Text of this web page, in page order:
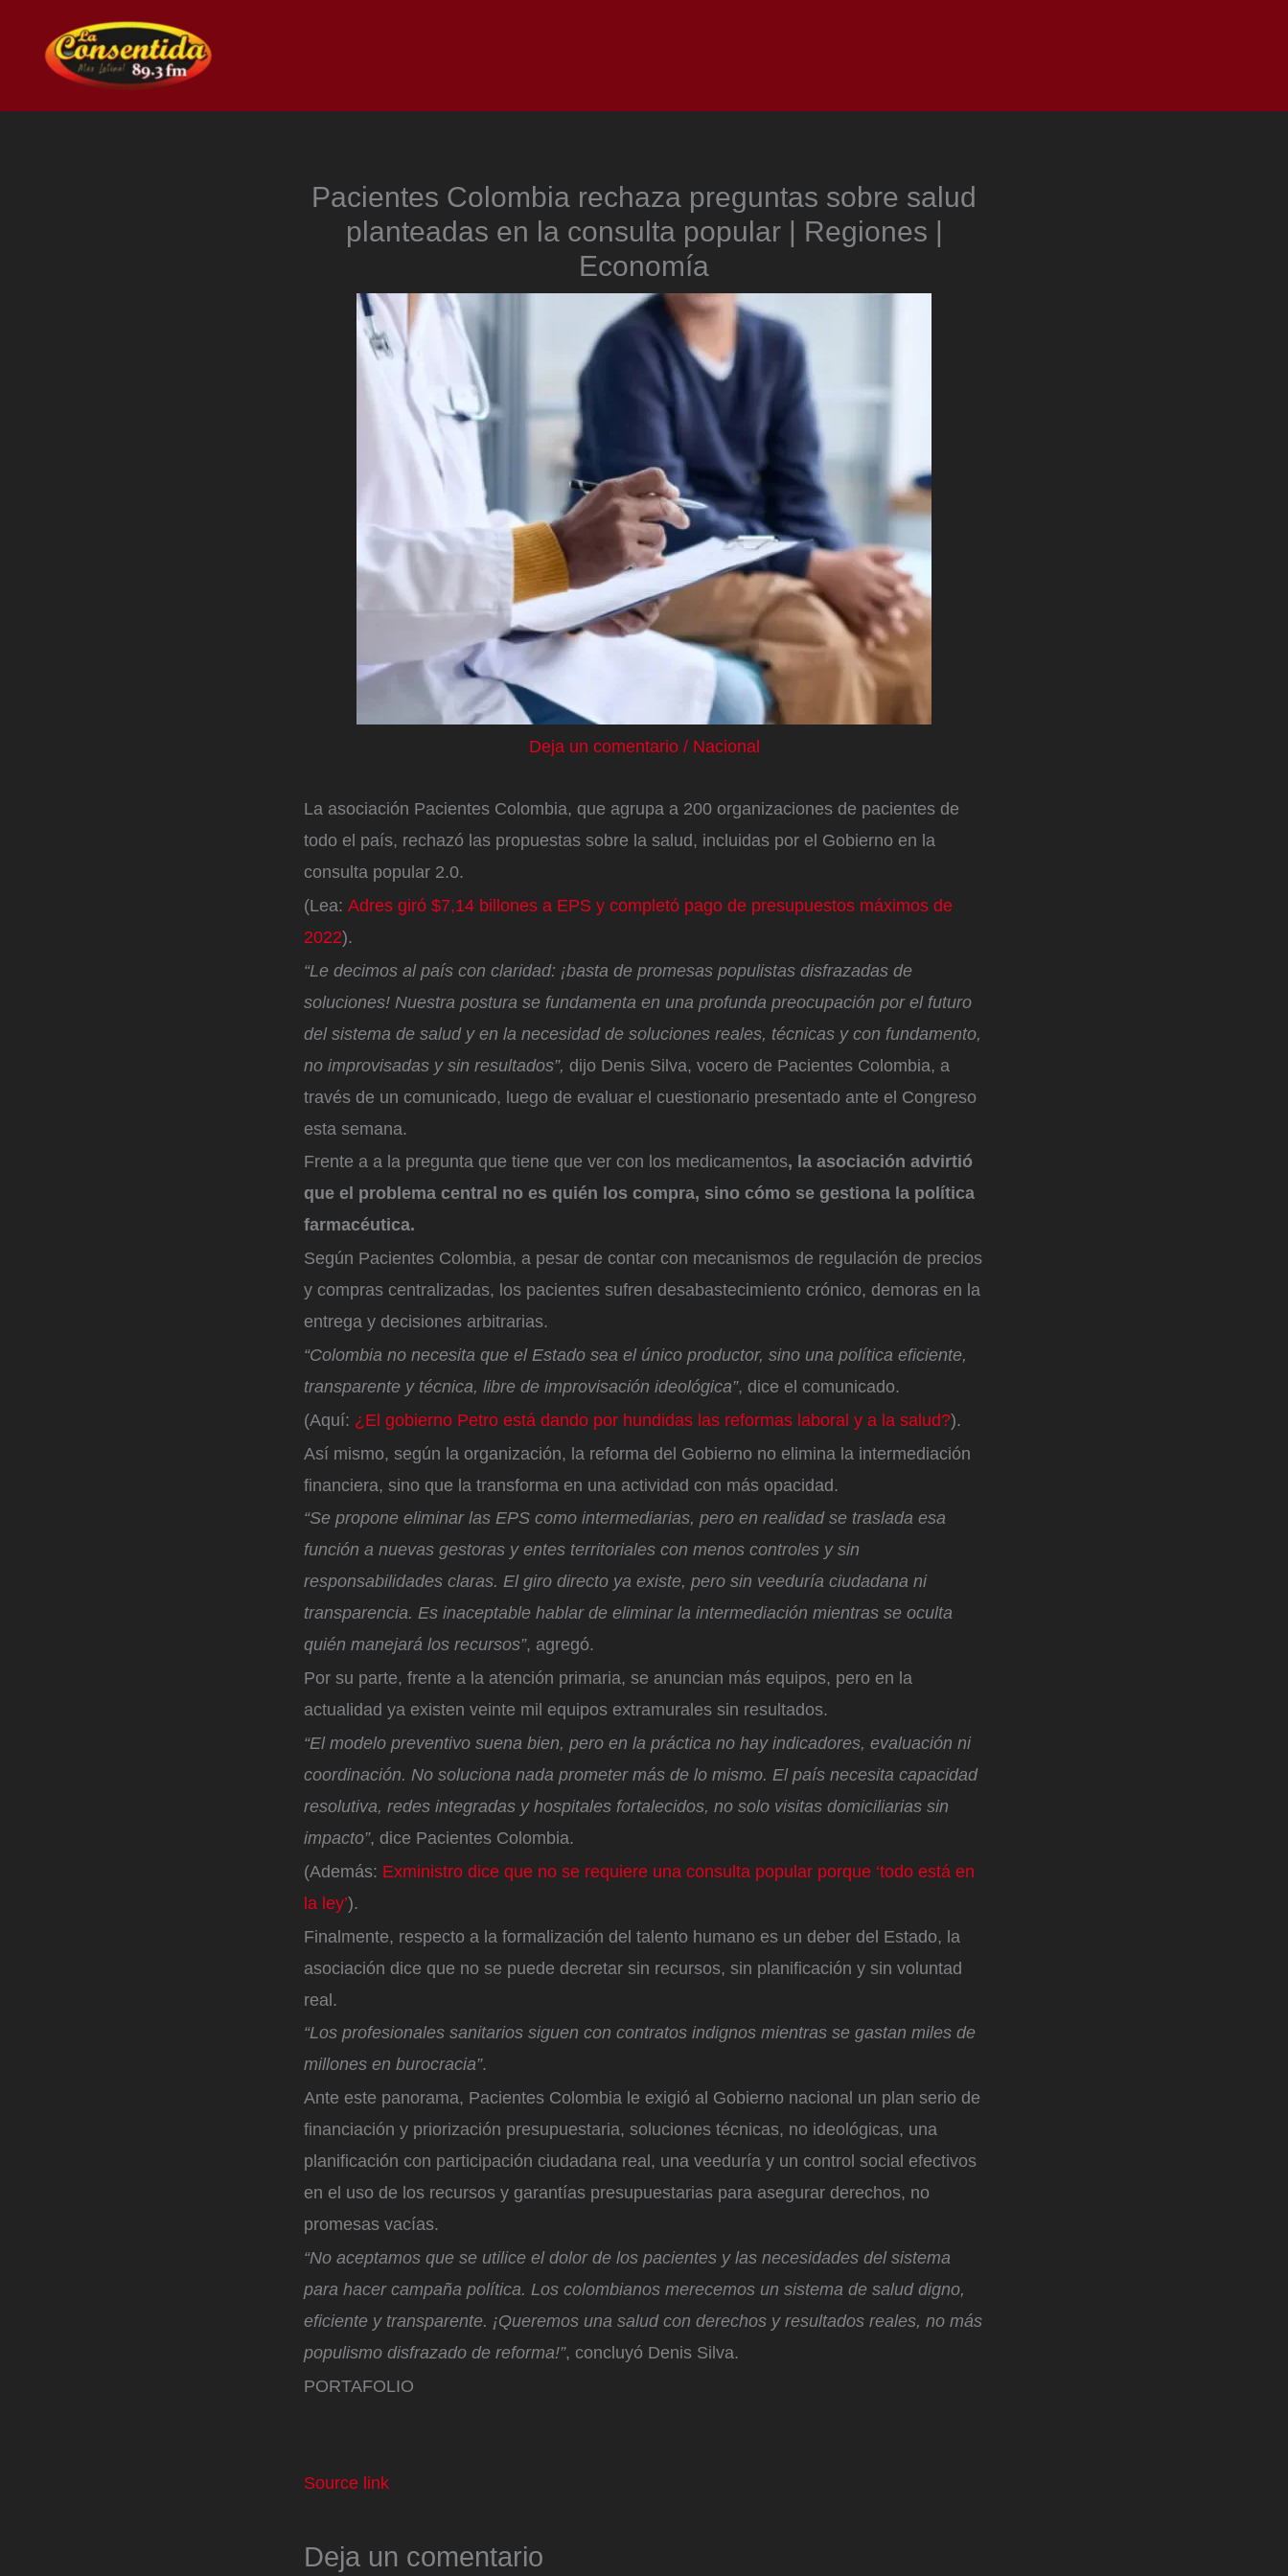
contenido
Pacientes Colombia rechaza preguntas sobre salud
planteadas en la consulta popular | Regiones |
Economía
Deja un comentario / Nacional
La asociación Pacientes Colombia, que agrupa a 200 organizaciones de pacientes de
todo el país, rechazó las propuestas sobre la salud, incluidas por el Gobierno en la
consulta popular 2.0.
(Lea: Adres giró $7,14 billones a EPS y completó pago de presupuestos máximos de
2022).
“Le decimos al país con claridad: ¡basta de promesas populistas disfrazadas de
soluciones! Nuestra postura se fundamenta en una profunda preocupación por el futuro
del sistema de salud y en la necesidad de soluciones reales, técnicas y con fundamento,
no improvisadas y sin resultados”, dijo Denis Silva, vocero de Pacientes Colombia, a
través de un comunicado, luego de evaluar el cuestionario presentado ante el Congreso
esta semana.
Frente a a la pregunta que tiene que ver con los medicamentos, la asociación advirtió
que el problema central no es quién los compra, sino cómo se gestiona la política
farmacéutica.
Según Pacientes Colombia, a pesar de contar con mecanismos de regulación de precios
y compras centralizadas, los pacientes sufren desabastecimiento crónico, demoras en la
entrega y decisiones arbitrarias.
“Colombia no necesita que el Estado sea el único productor, sino una política eficiente,
transparente y técnica, libre de improvisación ideológica”, dice el comunicado.
(Aquí: ¿El gobierno Petro está dando por hundidas las reformas laboral y a la salud?).
Así mismo, según la organización, la reforma del Gobierno no elimina la intermediación
financiera, sino que la transforma en una actividad con más opacidad.
“Se propone eliminar las EPS como intermediarias, pero en realidad se traslada esa
función a nuevas gestoras y entes territoriales con menos controles y sin
responsabilidades claras. El giro directo ya existe, pero sin veeduría ciudadana ni
transparencia. Es inaceptable hablar de eliminar la intermediación mientras se oculta
quién manejará los recursos”, agregó.
Por su parte, frente a la atención primaria, se anuncian más equipos, pero en la
actualidad ya existen veinte mil equipos extramurales sin resultados.
“El modelo preventivo suena bien, pero en la práctica no hay indicadores, evaluación ni
coordinación. No soluciona nada prometer más de lo mismo. El país necesita capacidad
resolutiva, redes integradas y hospitales fortalecidos, no solo visitas domiciliarias sin
impacto”, dice Pacientes Colombia.
(Además: Exministro dice que no se requiere una consulta popular porque ‘todo está en
la ley’).
Finalmente, respecto a la formalización del talento humano es un deber del Estado, la
asociación dice que no se puede decretar sin recursos, sin planificación y sin voluntad
real.
“Los profesionales sanitarios siguen con contratos indignos mientras se gastan miles de
millones en burocracia”.
Ante este panorama, Pacientes Colombia le exigió al Gobierno nacional un plan serio de
financiación y priorización presupuestaria, soluciones técnicas, no ideológicas, una
planificación con participación ciudadana real, una veeduría y un control social efectivos
en el uso de los recursos y garantías presupuestarias para asegurar derechos, no
promesas vacías.
“No aceptamos que se utilice el dolor de los pacientes y las necesidades del sistema
para hacer campaña política. Los colombianos merecemos un sistema de salud digno,
eficiente y transparente. ¡Queremos una salud con derechos y resultados reales, no más
populismo disfrazado de reforma!”, concluyó Denis Silva.
PORTAFOLIO
Source link
Deja un comentario